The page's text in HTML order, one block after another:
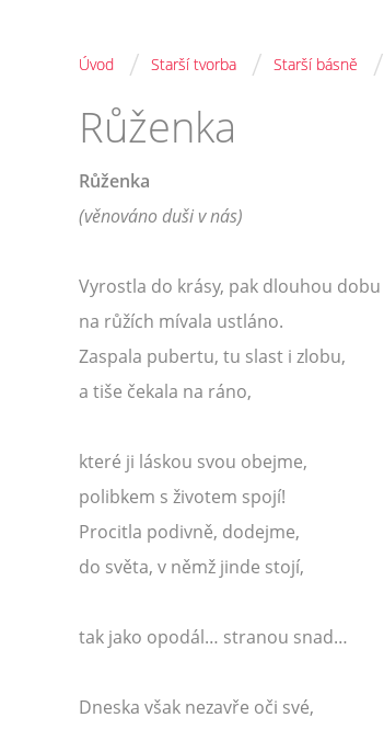
Úvod / Starší tvorba / Starší básně /
Růženka
Růženka
(věnováno duši v nás)
Vyrostla do krásy, pak dlouhou dobu
na růžích mívala ustláno.
Zaspala pubertu, tu slast i zlobu,
a tiše čekala na ráno,
které ji láskou svou obejme,
polibkem s životem spojí!
Procitla podivně, dodejme,
do světa, v němž jinde stojí,
tak jako opodál… stranou snad…
Dneska však nezavře oči své,